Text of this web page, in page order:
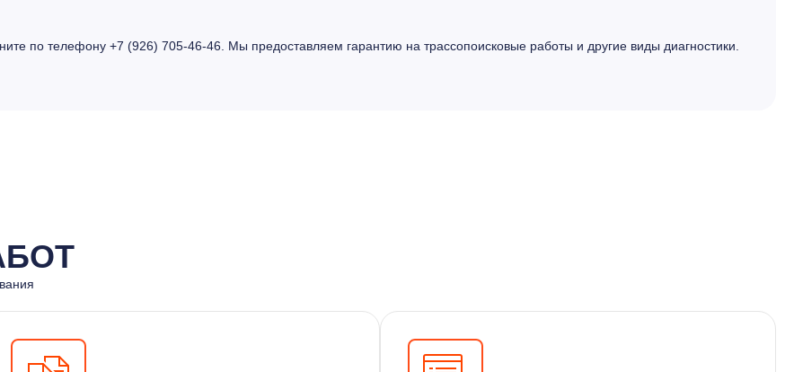
по телефону +7 (926) 705-46-46. Мы предоставляем гарантию на трассопоисковые работы и другие виды диагностики.